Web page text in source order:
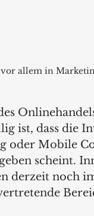
allem in
ist, dass die
oder Mobile
scheint.
derzeit noch